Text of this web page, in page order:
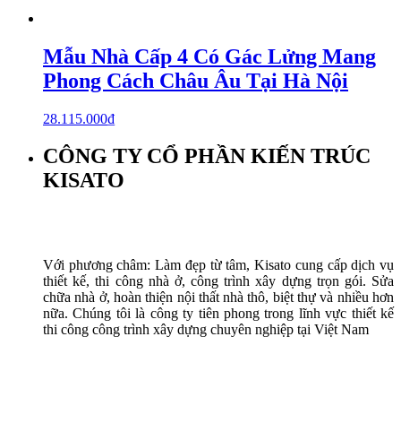
Mẫu Nhà Cấp 4 Có Gác Lửng Mang
Phong Cách Châu Âu Tại Hà Nội
28.115.000₫
CÔNG TY CỔ PHẦN KIẾN TRÚC
KISATO
Với phương châm: Làm đẹp từ tâm, Kisato cung cấp dịch vụ
thiết kế, thi công nhà ở, công trình xây dựng trọn gói. Sửa
chữa nhà ở, hoàn thiện nội thất nhà thô, biệt thự và nhiều hơn
nữa. Chúng tôi là công ty tiên phong trong lĩnh vực thiết kế
thi công công trình xây dựng chuyên nghiệp tại Việt Nam